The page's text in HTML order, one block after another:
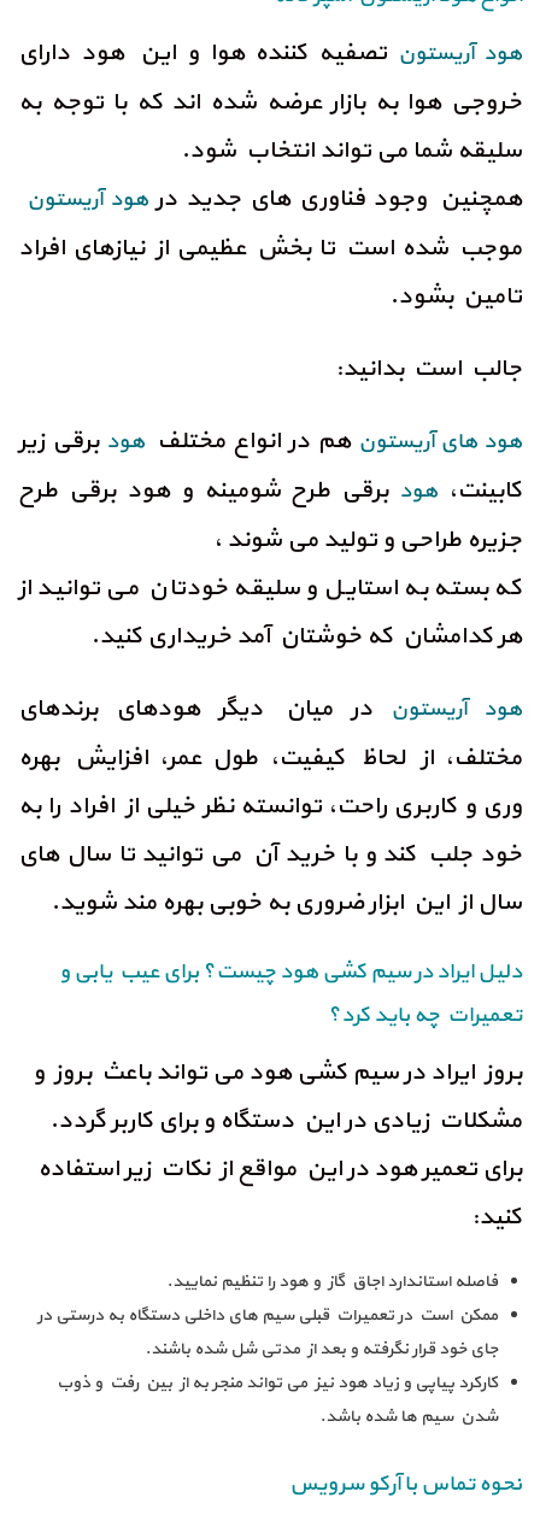
هود آریستون تصفیه کننده هوا و این هود دارای
خروجی هوا به بازار عرضه شده اند که با توجه به
سلیقه شما می تواند انتخاب شود.
همچنین وجود فناوری های جدید درهود آریستون
موجب شده است تا بخش عظیمی از نیازهای افراد
تامین بشود.
جالب است بدانید:
هود های آریستون هم در انواع مختلف هود برقی زیر
کابینت، هود برقی طرح شومینه و هود برقی طرح
جزیره طراحی و تولید می شوند ،
که بسته به استایل و سلیقه خودتان می توانید از
هر کدامشان که خوشتان آمد خریداری کنید.
هود آریستون
در میان دیگر هودهای برندهای
مختلف، از لحاظ کیفیت، طول عمر، افزایش بهره
وری و کاربری راحت، توانسته نظر خیلی از افراد را به
خود جلب کند و با خرید آن می توانید تا سال های
سال از این ابزار ضروری به خوبی بهره مند شوید.
دلیل ایراد در سیم کشی هود چیست؟ برای عیب یابی و
تعمیرات چه باید کرد؟
بروز ایراد در سیم کشی هود می تواند باعث بروز و
مشکلات زیادی در این دستگاه و برای کاربر گردد.
برای تعمیر هود در این مواقع از نکات زیر استفاده
کنید:
فاصله استاندارد اجاق گاز و هود را تنظیم نمایید.
ممکن است در تعمیرات قبلی سیم های داخلی دستگاه به درستی در
جای خود قرار نگرفته و بعد از مدتی شل شده باشند.
کارکرد پیاپی و زیاد هود نیز می تواند منجر به از بین رفت و ذوب
شدن سیم ها شده باشد.
نحوه تماس با آرکو سرویس